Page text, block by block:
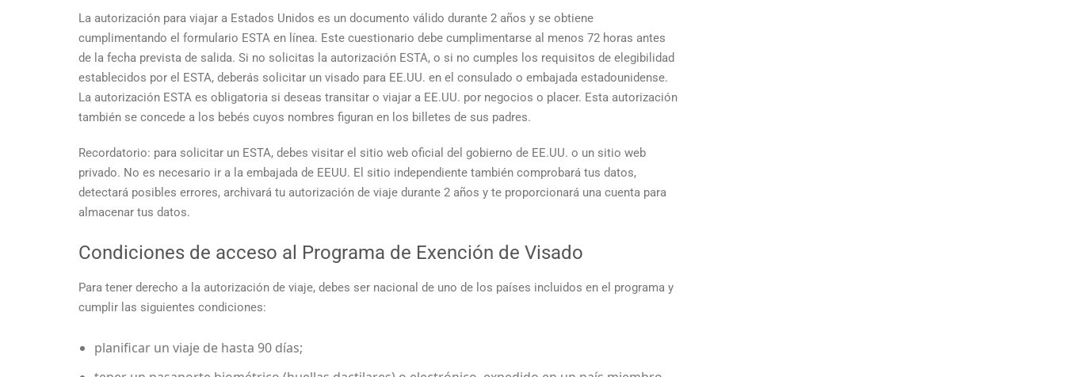
La autorización para viajar a Estados Unidos es un documento válido durante 2 años y se obtiene
cumplimentando el formulario ESTA en línea. Este cuestionario debe cumplimentarse al menos 72 horas antes
de la fecha prevista de salida. Si no solicitas la autorización ESTA, o si no cumples los requisitos de elegibilidad
establecidos por el ESTA, deberás solicitar un visado para EE.UU. en el consulado o embajada estadounidense.
La autorización ESTA es obligatoria si deseas transitar o viajar a EE.UU. por negocios o placer. Esta autorización
también se concede a los bebés cuyos nombres figuran en los billetes de sus padres.
Recordatorio: para solicitar un ESTA, debes visitar el sitio web oficial del gobierno de EE.UU. o un sitio web
privado. No es necesario ir a la embajada de EEUU. El sitio independiente también comprobará tus datos,
detectará posibles errores, archivará tu autorización de viaje durante 2 años y te proporcionará una cuenta para
almacenar tus datos.
Condiciones de acceso al Programa de Exención de Visado
Para tener derecho a la autorización de viaje, debes ser nacional de uno de los países incluidos en el programa y
cumplir las siguientes condiciones:
planificar un viaje de hasta 90 días;